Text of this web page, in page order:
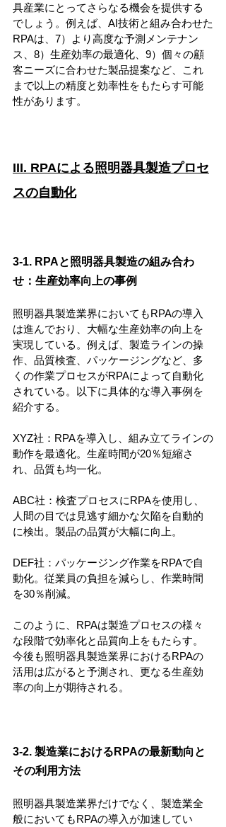
具産業にとってさらなる機会を提供する
でしょう。例えば、AI技術と組み合わせた
RPAは、7）より高度な予測メンテナン
ス、8）生産効率の最適化、9）個々の顧
客ニーズに合わせた製品提案など、これ
まで以上の精度と効率性をもたらす可能
性があります。
III. RPAによる照明器具製造プロセ
スの自動化
3-1. RPAと照明器具製造の組み合わ
せ：生産効率向上の事例
照明器具製造業界においてもRPAの導入
は進んでおり、大幅な生産効率の向上を
実現している。例えば、製造ラインの操
作、品質検査、パッケージングなど、多
くの作業プロセスがRPAによって自動化
されている。以下に具体的な導入事例を
紹介する。
XYZ社：RPAを導入し、組み立てラインの
動作を最適化。生産時間が20％短縮さ
れ、品質も均一化。
ABC社：検査プロセスにRPAを使用し、
人間の目では見逃す細かな欠陥を自動的
に検出。製品の品質が大幅に向上。
DEF社：パッケージング作業をRPAで自
動化。従業員の負担を減らし、作業時間
を30％削減。
このように、RPAは製造プロセスの様々
な段階で効率化と品質向上をもたらす。
今後も照明器具製造業界におけるRPAの
活用は広がると予測され、更なる生産効
率の向上が期待される。
3-2. 製造業におけるRPAの最新動向と
その利用方法
照明器具製造業界だけでなく、製造業全
般においてもRPAの導入が加速してい